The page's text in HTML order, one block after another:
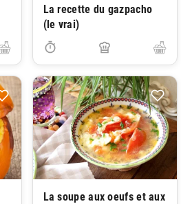
La recette du gazpacho
(le vrai)
La soupe aux oeufs et aux